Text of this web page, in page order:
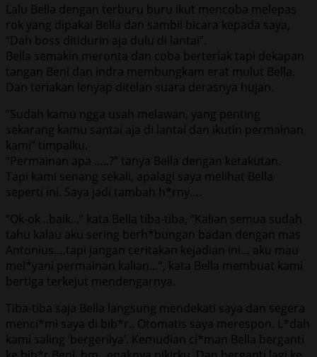
Lalu Bella dengan terburu buru ikut mencoba melepas
rok yang dipakai Bella dan sambil bicara kepada saya,
“Dah boss ditidurin aja dulu di lantai”.
Bella semakin meronta dan coba berteriak tapi dekapan
tangan Beni dan Indra membungkam erat mulut Bella.
Dan teriakan lenyap ditelan suara derasnya hujan.
“Sudah kamu ngga usah melawan, yang penting
sekarang kamu santai aja di lantai dan ikutin permainan
kami” timpalku.
“Permainan apa …..?” tanya Bella dengan ketakutan.
Tapi kami senang sekali, apalagi saya melihat Bella
seperti ini. Saya jadi tambah h*rny….
“Ok-ok ..baik..,” kata Bella tiba-tiba, “Kalian semua sudah
tahu kalau aku sering berh*bungan badan dengan mas
Antonius….tapi jangan ceritakan kejadian ini… aku mau
mel*yani permainan kalian…”, kata Bella membuat kami
bertiga terkejut mendengarnya.
Tiba-tiba saja Bella langsung mendekati saya dan segera
menci*mi saya di bib*r.. Otomatis saya merespon. L*dah
kami saling ‘bergerilya’. Kemudian ci*man Bella berganti